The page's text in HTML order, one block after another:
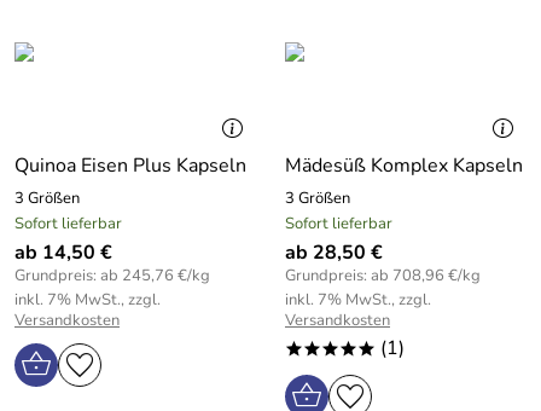
Quinoa Eisen Plus Kapseln
3 Größen
Sofort lieferbar
ab 14,50 €
Grundpreis: ab 245,76 €/kg
inkl. 7% MwSt., zzgl.
Versandkosten
Mädesüß Komplex Kapseln
3 Größen
Sofort lieferbar
ab 28,50 €
Grundpreis: ab 708,96 €/kg
inkl. 7% MwSt., zzgl.
Versandkosten
***** (1)